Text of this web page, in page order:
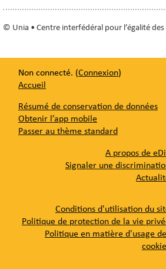
© Unia • Centre interfédéral pour l’égalité
Non connecté. (Connexion)
Accueil
Résumé de conservation de données
Obtenir l’app mobile
Passer au thème standard
A propos de
Signaler une
Conditions d'utilisation du
Politique de protection de la vie
Politique en matière d'usage